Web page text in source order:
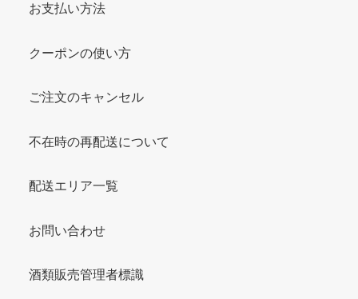
お支払い方法
クーポンの使い方
ご注文のキャンセル
不在時の再配送について
配送エリア一覧
お問い合わせ
酒類販売管理者標識